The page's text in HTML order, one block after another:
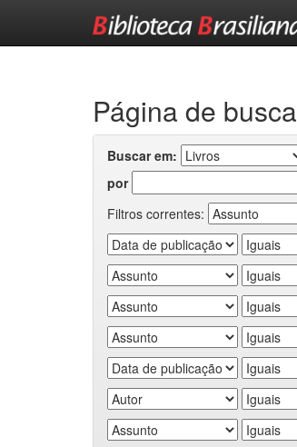
Página de busca
Buscar em:
por
Filtros correntes: